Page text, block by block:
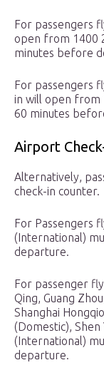
For passengers
open from 1400
minutes before
For passengers
in will open from
60 minutes
Airport
Alternatively,
check-in counter.
For Passengers
(International)
departure.
For passenger
Qing, Guang
Shanghai
(Domestic), Shen
(International)
departure.